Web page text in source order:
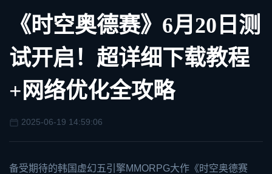
《时空奥德赛》6月20日测
试开启！超详细下载教程
+网络优化全攻略
2025-06-19 14:59:06
备受期待的韩国虚幻五引擎MMORPG大作《时空奥德赛